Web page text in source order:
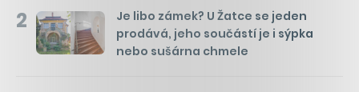
2
Je libo zámek? U Žatce se jeden
prodává, jeho součástí je i sýpka
nebo sušárna chmele